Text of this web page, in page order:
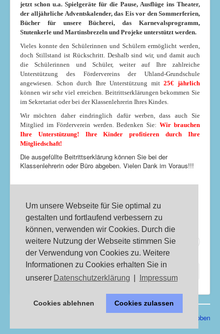
Um unsere Webseite für Sie optimal zu
gestalten und fortlaufend verbessern zu
können, verwenden wir Cookies. Durch die
weitere Nutzung der Webseite stimmen Sie
der Verwendung von Cookies zu. Weitere
Informationen zu Cookies erhalten Sie in
unserer Datenschutzerklärung Impressum
Cookies ablehnen Cookies zulassen
jetzt schon u.a. Spielgeräte für die Pause, Ausflüge ins Theater,
der alljährliche Adventskalender, das Eis vor den Sommerferien,
Bücher für unsere Bücherei, das Karnevalsprogramm,
Stutenkerle und Martinsbrezeln und Projeke unterstützt werden.
Vieles konnte den Schülerinnen und Schülern ermöglicht werden,
doch Stillstand ist Rückschritt. Deshalb sind wir, und damit auch
die Schülerinnen und Schüler, weiter auf Ihre zahlreiche
Unterstützung des Fördervereins der Uhland-Grundschule
angewiesen. Schon durch Ihre Unterstützung mit25€ jährlich
können wir sehr viel erreichen. Beitrittserklärungen bekommen Sie
im Sekretariat oder bei der Klassenlehrerin Ihres Kindes.
Wir möchten daher eindringlich dafür werben, dass auch Sie
Mitglied im Förderverein werden. Bedenken Sie: Wir brauchen
Ihre Unterstützung! Ihre Kinder profitieren durch Ihre
Mitgliedschaft!
Die ausgefüllte Beitrittserklärung können Sie bei der
Klassenlehrerin oder Büro abgeben. Vielen Dank im Voraus!!!
Aktivitäten des Fördervereins
Zurück Weiter
Nach oben